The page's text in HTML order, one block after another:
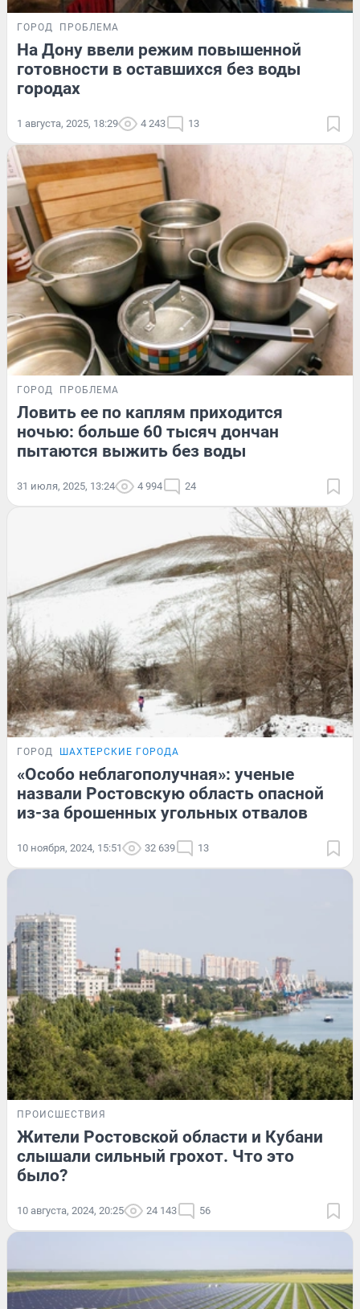
ГОРОД ПРОБЛЕМА
На Дону ввели режим повышенной
готовности в оставшихся без воды
городах
1 августа, 2025, 18:29 4 243 13
ГОРОД ПРОБЛЕМА
Ловить ее по каплям приходится
ночью: больше 60 тысяч дончан
пытаются выжить без воды
31 июля, 2025, 13:24 4 994 24
ГОРОД ШАХТЕРСКИЕ ГОРОДА
«Особо неблагополучная»: ученые
назвали Ростовскую область опасной
из-за брошенных угольных отвалов
10 ноября, 2024, 15:51 32 639 13
ПРОИСШЕСТВИЯ
Жители Ростовской области и Кубани
слышали сильный грохот. Что это
было?
10 августа, 2024, 20:25 24 143 56